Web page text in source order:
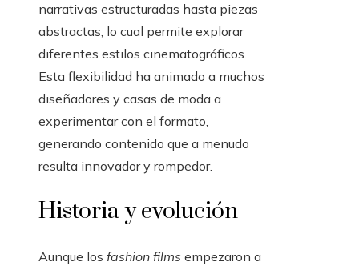
narrativas estructuradas hasta piezas
abstractas, lo cual permite explorar
diferentes estilos cinematográficos.
Esta flexibilidad ha animado a muchos
diseñadores y casas de moda a
experimentar con el formato,
generando contenido que a menudo
resulta innovador y rompedor.
Historia y evolución
Aunque los fashion films empezaron a